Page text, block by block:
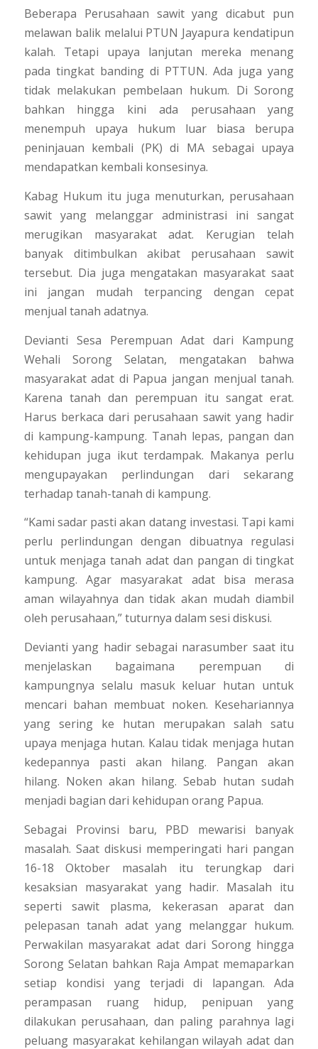
Beberapa Perusahaan sawit yang dicabut pun
melawan balik melalui PTUN Jayapura kendatipun
kalah. Tetapi upaya lanjutan mereka menang
pada tingkat banding di PTTUN. Ada juga yang
tidak melakukan pembelaan hukum. Di Sorong
bahkan hingga kini ada perusahaan yang
menempuh upaya hukum luar biasa berupa
peninjauan kembali (PK) di MA sebagai upaya
mendapatkan kembali konsesinya.
Kabag Hukum itu juga menuturkan, perusahaan
sawit yang melanggar administrasi ini sangat
merugikan masyarakat adat. Kerugian telah
banyak ditimbulkan akibat perusahaan sawit
tersebut. Dia juga mengatakan masyarakat saat
ini jangan mudah terpancing dengan cepat
menjual tanah adatnya.
Devianti Sesa Perempuan Adat dari Kampung
Wehali Sorong Selatan, mengatakan bahwa
masyarakat adat di Papua jangan menjual tanah.
Karena tanah dan perempuan itu sangat erat.
Harus berkaca dari perusahaan sawit yang hadir
di kampung-kampung. Tanah lepas, pangan dan
kehidupan juga ikut terdampak. Makanya perlu
mengupayakan perlindungan dari sekarang
terhadap tanah-tanah di kampung.
“Kami sadar pasti akan datang investasi. Tapi kami
perlu perlindungan dengan dibuatnya regulasi
untuk menjaga tanah adat dan pangan di tingkat
kampung. Agar masyarakat adat bisa merasa
aman wilayahnya dan tidak akan mudah diambil
oleh perusahaan,”tuturnya dalam sesi diskusi.
Devianti yang hadir sebagai narasumber saat itu
menjelaskan bagaimana perempuan di
kampungnya selalu masuk keluar hutan untuk
mencari bahan membuat noken. Kesehariannya
yang sering ke hutan merupakan salah satu
upaya menjaga hutan. Kalau tidak menjaga hutan
kedepannya pasti akan hilang. Pangan akan
hilang. Noken akan hilang. Sebab hutan sudah
menjadi bagian dari kehidupan orang Papua.
Sebagai Provinsi baru, PBD mewarisi banyak
masalah. Saat diskusi memperingati hari pangan
16-18 Oktober masalah itu terungkap dari
kesaksian masyarakat yang hadir. Masalah itu
seperti sawit plasma, kekerasan aparat dan
pelepasan tanah adat yang melanggar hukum.
Perwakilan masyarakat adat dari Sorong hingga
Sorong Selatan bahkan Raja Ampat memaparkan
setiap kondisi yang terjadi di lapangan. Ada
perampasan ruang hidup, penipuan yang
dilakukan perusahaan, dan paling parahnya lagi
peluang masyarakat kehilangan wilayah adat dan